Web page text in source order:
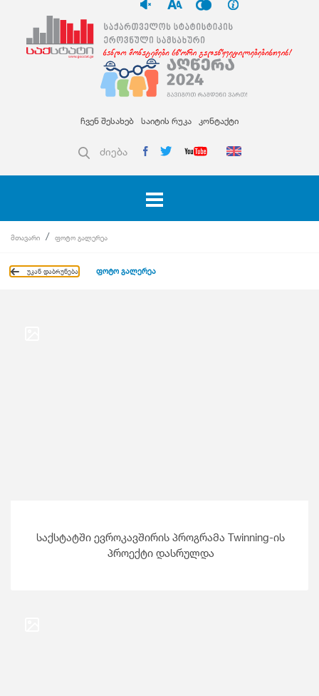
ჩვენ შესახებ საიტის რუკა კონტაქტი
ძიება
მთავარი ფოტო გალერეა
უკან დაბრუნება ფოტო გალერეა
საქსტატში ევროკავშირის პროგრამა Twinning-ის
პროექტი დასრულდა